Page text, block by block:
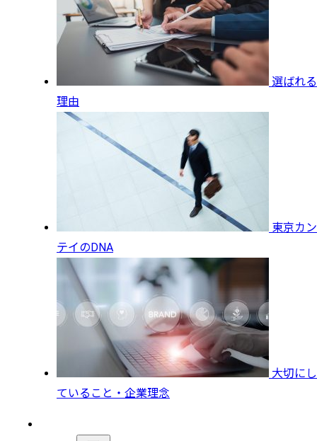
選ばれる
理由
東京カン
テイのDNA
大切にし
ていること・企業理念